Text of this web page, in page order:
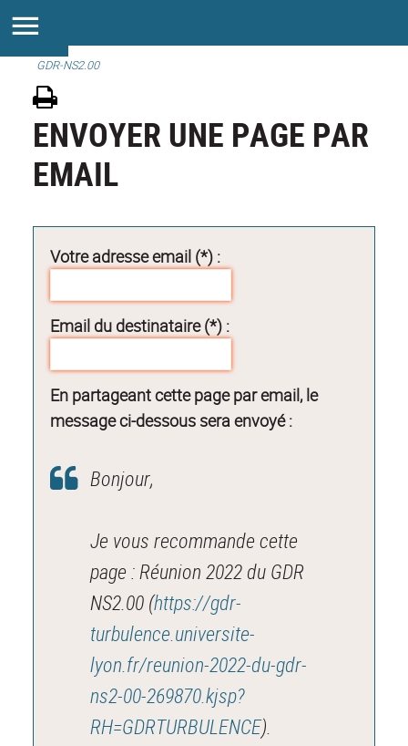
GDR-NS2.00
ENVOYER UNE PAGE PAR
EMAIL
Votre adresse email (*) :
Email du destinataire (*) :
En partageant cette page par email, le
message ci-dessous sera envoyé :
Bonjour,
Je vous recommande cette
page : Réunion 2022 du GDR
NS2.00 (https://gdr-
turbulence.universite-
lyon.fr/reunion-2022-du-gdr-
ns2-00-269870.kjsp?
RH=GDRTURBULENCE).